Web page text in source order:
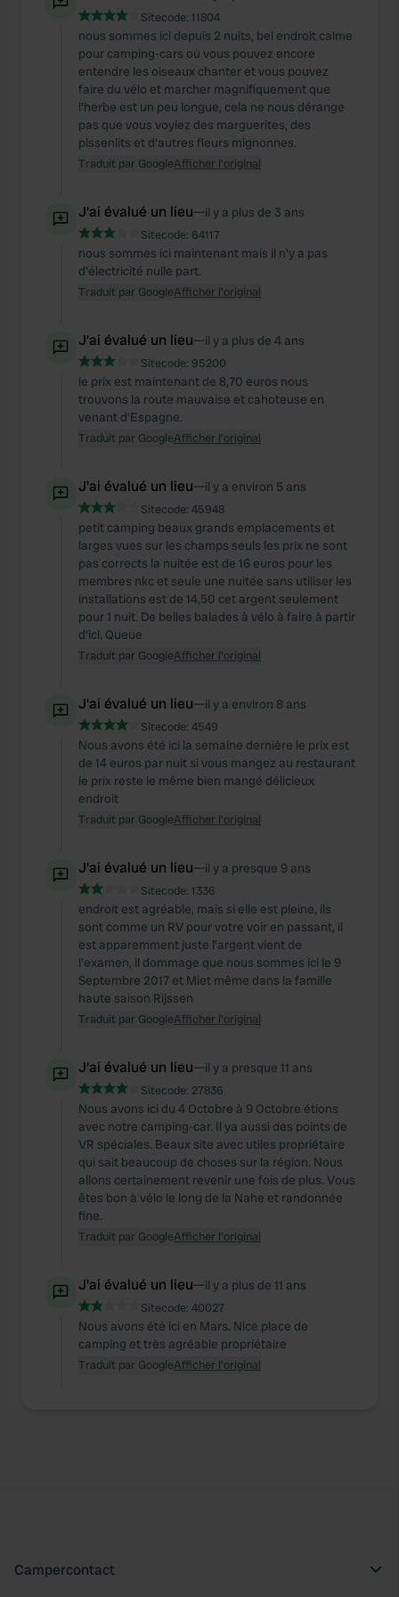
Sitecode: 11804
nous sommes ici depuis 2 nuits, bel endroit calme
pour camping-cars où vous pouvez encore
entendre les oiseaux chanter et vous pouvez
faire du vélo et marcher magnifiquement que
l'herbe est un peu longue, cela ne nous dérange
pas que vous voyiez des marguerites, des
pissenlits et d'autres fleurs mignonnes.
Traduit par GoogleAfficher l'original
J'ai évalué un lieu—il y a plus de 3 ans
Sitecode: 64117
nous sommes ici maintenant mais il n'y a pas
d'électricité nulle part.
Traduit par GoogleAfficher l'original
J'ai évalué un lieu—il y a plus de 4 ans
Sitecode: 95200
le prix est maintenant de 8,70 euros nous
trouvons la route mauvaise et cahoteuse en
venant d'Espagne.
Traduit par GoogleAfficher l'original
J'ai évalué un lieu—il y a environ 5 ans
Sitecode: 45948
petit camping beaux grands emplacements et
larges vues sur les champs seuls les prix ne sont
pas corrects la nuitée est de 16 euros pour les
membres nkc et seule une nuitée sans utiliser les
installations est de 14,50 cet argent seulement
pour 1 nuit. De belles balades à vélo à faire à partir
d'ici. Queue
Traduit par GoogleAfficher l'original
J'ai évalué un lieu—il y a environ 8 ans
Sitecode: 4549
Nous avons été ici la semaine dernière le prix est
de 14 euros par nuit si vous mangez au restaurant
le prix reste le même bien mangé délicieux
endroit
Traduit par GoogleAfficher l'original
J'ai évalué un lieu—il y a presque 9 ans
Sitecode: 1336
endroit est agréable, mais si elle est pleine, ils
sont comme un RV pour votre voir en passant, il
est apparemment juste l'argent vient de
l'examen, il dommage que nous sommes ici le 9
Septembre 2017 et Miet même dans la famille
haute saison Rijssen
Traduit par GoogleAfficher l'original
J'ai évalué un lieu—il y a presque 11 ans
Sitecode: 27836
Nous avons ici du 4 Octobre à 9 Octobre étions
avec notre camping-car. Il ya aussi des points de
VR spéciales. Beaux site avec utiles propriétaire
qui sait beaucoup de choses sur la région. Nous
allons certainement revenir une fois de plus. Vous
êtes bon à vélo le long de la Nahe et randonnée
fine.
Traduit par GoogleAfficher l'original
J'ai évalué un lieu—il y a plus de 11 ans
Sitecode: 40027
Nous avons été ici en Mars. Nice place de
camping et très agréable propriétaire
Traduit par GoogleAfficher l'original
Campercontact